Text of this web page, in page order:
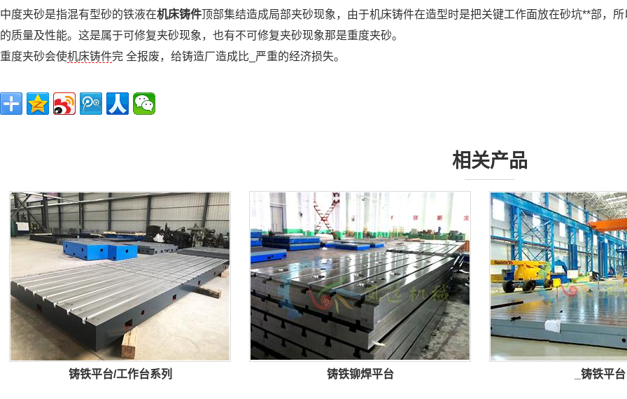
中度夹砂是指混有型砂的铁液在机床铸件顶部集结造成局部夹砂现象，由于机床铸件在造型时是把关键工作面放在砂坑**部，
的质量及性能。这是属于可修复夹砂现象，也有不可修复夹砂现象那是重度夹砂。
重度夹砂会使机床铸件完 全报废，给铸造厂造成比_严重的经济损失。
相关产品
铸铁平台/工作台系列 铸铁铆焊平台 _铸铁平台